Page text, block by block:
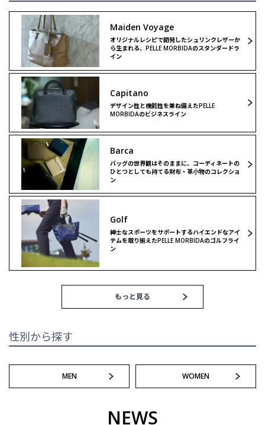
ウォレット
クラッチ＆
セカンドバッグ
バックパック
ボストンバッグ
ショルダーバッグ
リミテッドモデル
ゴルフ
ウォレット
クラッチ＆
セカンドバッグ
ゴルフ
Maiden Voyage
オリジナルレシピで開発したシュリンクレザーか
ら生まれる、PELLE MORBIDAのスタンダードラ
イン
Capitano
デザイン性と機能性を兼ね備えたPELLE
MORBIDAのビジネスライン
Barca
バッグの世界観はそのままに、コーディネートの
ひとつとしても持てる財布・革小物のコレクショ
ン
Golf
紳士なスポーツをサポートするハイエンドなアイ
テムを取り揃えたPELLE MORBIDAのゴルフライ
ン
もっと見る
性別から探す
MEN WOMEN
NEWS